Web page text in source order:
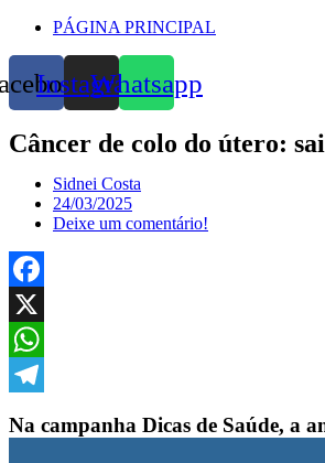
PÁGINA PRINCIPAL
InstagramWhatsapp
Câncer de colo do útero:
Sidnei Costa
24/03/2025
Deixe um comentário!
Facebook
X
WhatsApp
Na campanha Dicas de Saúde, a